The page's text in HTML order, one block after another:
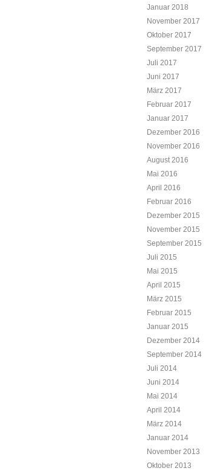
Januar 2018
November 2017
Oktober 2017
September 2017
Juli 2017
Juni 2017
März 2017
Februar 2017
Januar 2017
Dezember 2016
November 2016
August 2016
Mai 2016
April 2016
Februar 2016
Dezember 2015
November 2015
September 2015
Juli 2015
Mai 2015
April 2015
März 2015
Februar 2015
Januar 2015
Dezember 2014
September 2014
Juli 2014
Juni 2014
Mai 2014
April 2014
März 2014
Januar 2014
November 2013
Oktober 2013